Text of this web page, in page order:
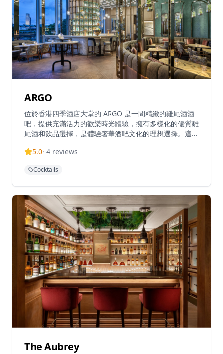
ARGO
位於香港四季酒店大堂的 ARGO 是一間精緻的雞尾酒酒
吧，提供充滿活力的歡樂時光體驗，擁有多樣化的優質雞
尾酒和飲品選擇，是體驗奢華酒吧文化的理想選擇。這個
閒用餐或晚間飲品，無論是想要享受浪漫晚餐還是慶祝特
和豐富的葡萄酒選擇，由經驗豐富的調酒師和廚師團隊精
是本地人和旅客在香港中環尋求精緻飲酒和用餐體驗的理
想選擇，讓客人在優雅的環境中享受美食與美好時光。
5.0· 4 reviews
Cocktails
The Aubrey